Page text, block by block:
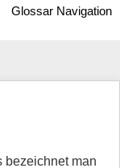
Glossar Navigation
bezeichnet man